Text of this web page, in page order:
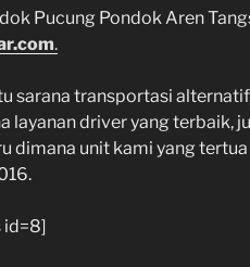
Pucung Pondok Aren
.
sarana transportasi
layanan driver yang terbaik,
dimana unit kami yang
id=8]